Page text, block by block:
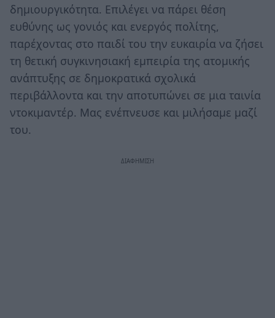
δημιουργικότητα. Επιλέγει να πάρει θέση
ευθύνης ως γονιός και ενεργός πολίτης,
παρέχοντας στο παιδί του την ευκαιρία να ζήσει
τη θετική συγκινησιακή εμπειρία της ατομικής
ανάπτυξης σε δημοκρατικά σχολικά
περιβάλλοντα και την αποτυπώνει σε μια ταινία
ντοκιμαντέρ. Μας ενέπνευσε και μιλήσαμε μαζί
του.